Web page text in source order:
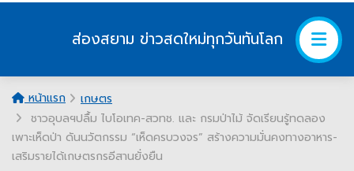
ส่องสยาม ข่าวสดใหม่ทุกวันทันโลก
หน้าแรก
เกษตร
ชาวอุบลฯปลื้ม ไบโอเทค-สวทช. และ กรมป่าไม้ จัดเรียนรู้ทดลอง
เพาะเห็ดป่า ดันนวัตกรรม “เห็ดครบวงจร” สร้างความมั่นคงทางอาหาร-
เสริมรายได้เกษตรกรอีสานยั่งยืน